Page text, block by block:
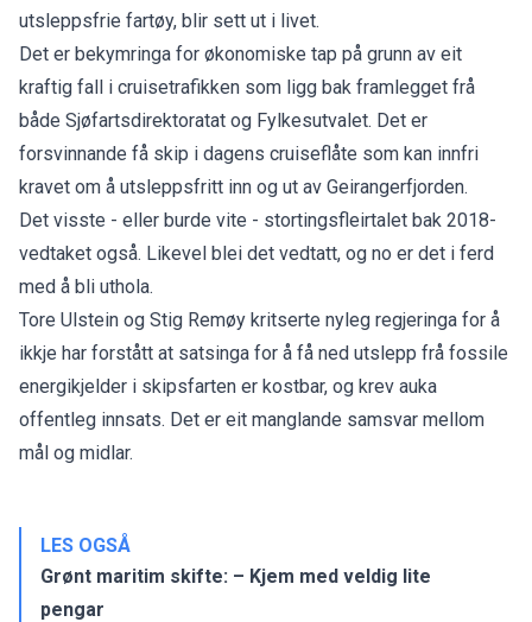
utsleppsfrie fartøy, blir sett ut i livet.
Det er bekymringa for økonomiske tap på grunn av eit
kraftig fall i cruisetrafikken som ligg bak framlegget frå
både Sjøfartsdirektoratat og Fylkesutvalet. Det er
forsvinnande få skip i dagens cruiseflåte som kan innfri
kravet om å utsleppsfritt inn og ut av Geirangerfjorden.
Det visste - eller burde vite - stortingsfleirtalet bak 2018-
vedtaket også. Likevel blei det vedtatt, og no er det i ferd
med å bli uthola.
Tore Ulstein og Stig Remøy kritserte nyleg regjeringa for å
ikkje har forstått at satsinga for å få ned utslepp frå fossile
energikjelder i skipsfarten er kostbar, og krev auka
offentleg innsats. Det er eit manglande samsvar mellom
mål og midlar.
LES OGSÅ
Grønt maritim skifte: – Kjem med veldig lite
pengar